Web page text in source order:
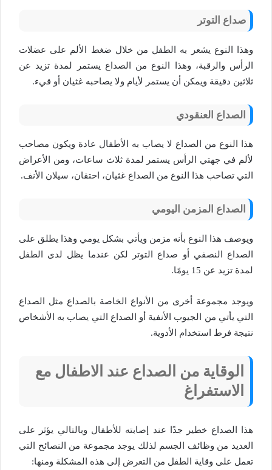
صداع التوتر
وهذا النوع يشعر به الطفل من خلال ضغط الألم على عضلات
الرأس والرقبة، وهذا النوع من الصداع يستمر لمدة تزيد عن
ثلاثين دقيقة ويمكن أن يستمر لأيام ولا يصاحبه غثيان أو قيء.
الصداع العنقودي
هذا النوع من الصداع لا يصاب به الأطفال عادة ويكون مصاحب
لألم في جهتي الرأس يستمر لمدة ثلاث ساعات، ومن الأعراض
التي تصاحب هذا النوع من الصداع غثيان، احتقان، سيلان الأنف.
الصداع المزمن اليومي
ويوصف هذا النوع بأنه مزمن ويأتي بشكل يومي وهذا يطلق على
الصداع النصفي أو صداع التوتر لكن عندما يظل لدى الطفل
لمدة تزيد عن 15 يومًا.
ويوجد مجموعة أخرى من الأنواع الخاصة بالصداع مثل الصداع
التي يأتي من الجيوب الأنفية أو الصداع التي يصاب به الأشخاص
نتيجة فرط استخدام الأدوية.
الوقاية من الصداع عند الاطفال مع
الاستفراغ
هذا الصداع خطير جدًا عند إصابته للأطفال وبالتالي يؤثر على
العديد من وظائف الجسم لذلك يوجد مجموعة من النصائح التي
تعمل على وقاية الطفل من التعرض إلى هذه المشكلة ومنها: